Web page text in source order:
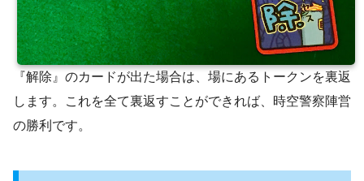
『解除』のカードが出た場合は、場にあるトークンを裏返
します。これを全て裏返すことができれば、時空警察陣営
の勝利です。